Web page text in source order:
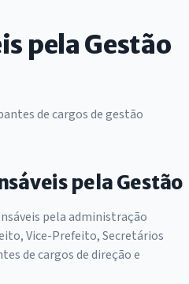
pela Gestão
de cargos de gestão
pela Gestão
pela administração
Vice-Prefeito, Secretários
de cargos de direção e